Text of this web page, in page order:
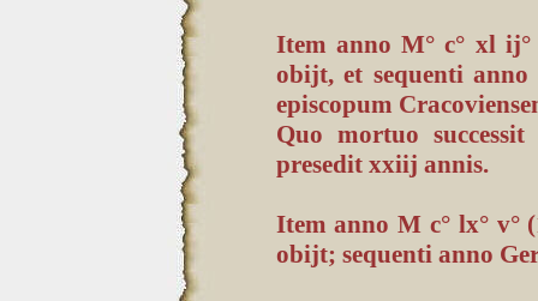
Item anno M° c° xl ij°
obijt, et sequenti
episcopum
Quo mortuo
presedit xxiij annis.
Item anno M c° lx° v°
obijt; sequenti anno